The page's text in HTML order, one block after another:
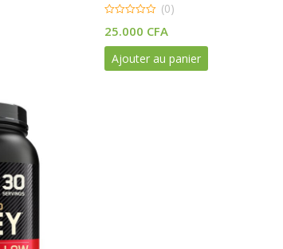
out
(0)
25.000 CFA
Ajouter au panier